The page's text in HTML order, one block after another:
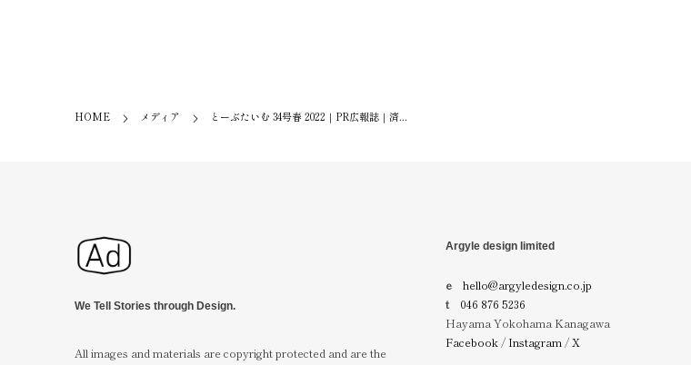
HOME メディア とーぶたいむ 34号春 2022｜PR広報誌｜済...
We Tell Stories through Design.
All images and materials are copyright protected and are the
Argyle design limited
ehello@argyledesign.co.jp
t 046 876 5236
Hayama Yokohama Kanagawa
Facebook / Instagram /X